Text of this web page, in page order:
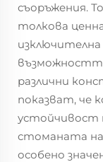
съоръжения.
толкова
различни
показват, че
устойчивост
стоманата
особено